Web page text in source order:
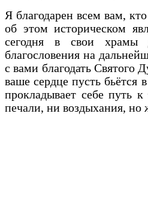
Я благодарен всем вам,
об этом историческом
сегодня в свои храмы
благословения на
с вами благодать Святого
ваше сердце пусть бьётся
прокладывает себе путь
печали, ни воздыхания, но